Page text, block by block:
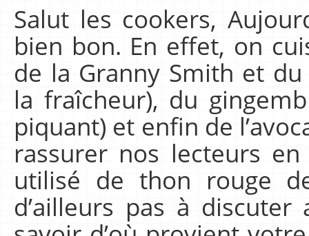
Salut les cookers,
bien bon. En effet, on
de la Granny Smith et
la fraîcheur), du
piquant) et enfin de
rassurer nos lecteurs
utilisé de thon rouge
d’ailleurs pas à